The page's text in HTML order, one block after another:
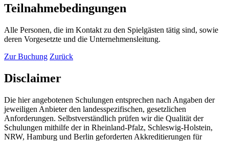
Teilnahmebedingungen
Alle Personen, die im Kontakt zu den Spielgästen tätig sind, sowie
deren Vorgesetzte und die Unternehmensleitung.
Zur Buchung Zurück
Disclaimer
Die hier angebotenen Schulungen entsprechen nach Angaben der
jeweiligen Anbieter den landesspezifischen, gesetzlichen
Anforderungen. Selbstverständlich prüfen wir die Qualität der
Schulungen mithilfe der in Rheinland-Pfalz, Schleswig-Holstein,
NRW, Hamburg und Berlin geforderten Akkreditierungen für